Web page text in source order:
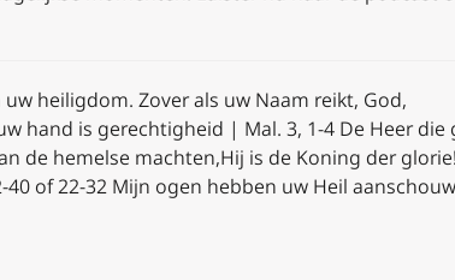
heiligdom. Zover als uw Naam reikt, God,
hand is gerechtigheid | Mal. 3, 1-4 De Heer die
de hemelse machten,Hij is de Koning der
of 22-32 Mijn ogen hebben uw Heil